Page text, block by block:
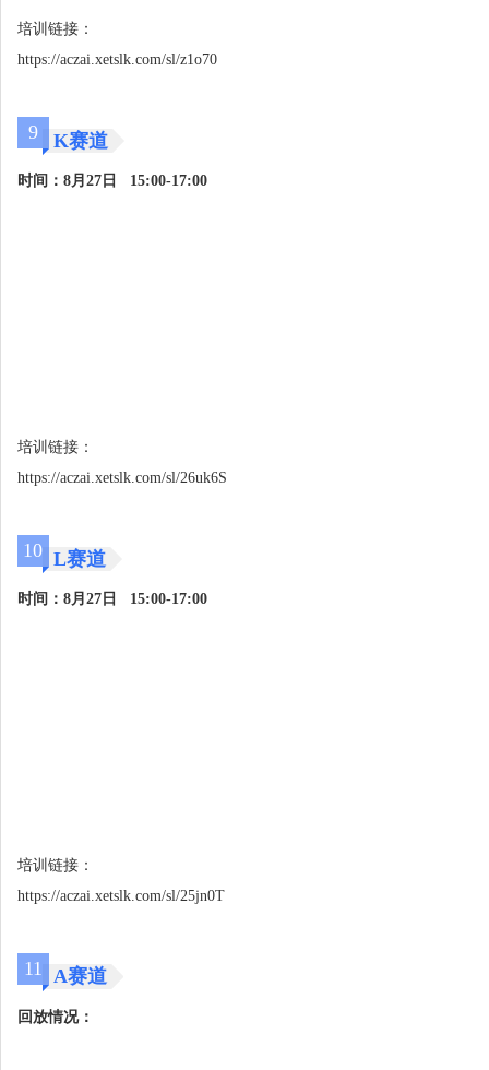
培训链接：
https://aczai.xetslk.com/sl/z1o70
9 K赛道
时间：8月27日 15:00-17:00
培训链接：
https://aczai.xetslk.com/sl/26uk6S
10 L赛道
时间：8月27日 15:00-17:00
培训链接：
https://aczai.xetslk.com/sl/25jn0T
11 A赛道
回放情况：